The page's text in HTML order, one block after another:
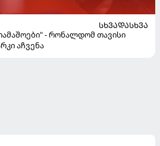
ᲡᲮᲕᲐᲓᲐᲡᲮᲕᲐ
- რონალდომ თავისი
აჩვენა